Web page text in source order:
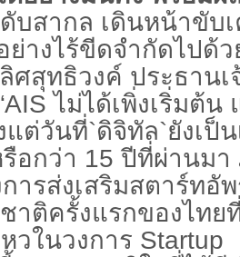
บสากล เดินหน้าขับ
ย่างไร้ขีดจำกัดไปด้
ศสุทธิวงค์ ประธาน
AISไม่ได้เพิ่งเริ่มต้น
แต่วันที่`ดิจิทัล`ยังเป็
อกว่า 15 ปีที่ผ่านมา
ารส่งเสริมสตาร์ทอั
าติครั้งแรกของไทย
วในวงการ Startup